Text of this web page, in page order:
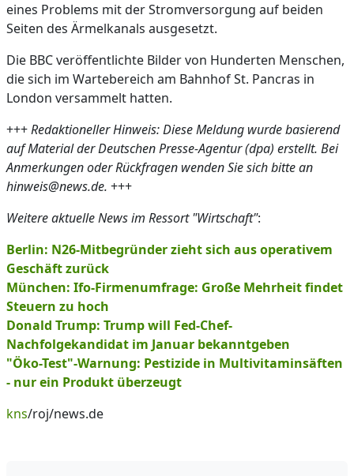
eines Problems mit der Stromversorgung auf beiden
Seiten des Ärmelkanals ausgesetzt.
Die BBC veröffentlichte Bilder von Hunderten Menschen,
die sich im Wartebereich am Bahnhof St. Pancras in
London versammelt hatten.
+++Redaktioneller Hinweis: Diese Meldung wurde basierend
auf Material der Deutschen Presse-Agentur (dpa) erstellt. Bei
Anmerkungen oder Rückfragen wenden Sie sich bitte an
hinweis@news.de. +++
Weitere aktuelle News im Ressort "Wirtschaft":
Berlin: N26-Mitbegründer zieht sich aus operativem
Geschäft zurück
München: Ifo-Firmenumfrage: Große Mehrheit findet
Steuern zu hoch
Donald Trump: Trump will Fed-Chef-
Nachfolgekandidat im Januar bekanntgeben
"Öko-Test"-Warnung: Pestizide in Multivitaminsäften
- nur ein Produkt überzeugt
kns/roj/news.de